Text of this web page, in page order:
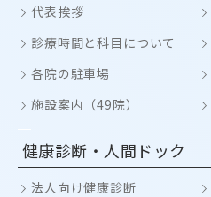
代表挨拶
診療時間と科目について
各院の駐車場
施設案内（49院）
健康診断・人間ドック
法人向け健康診断